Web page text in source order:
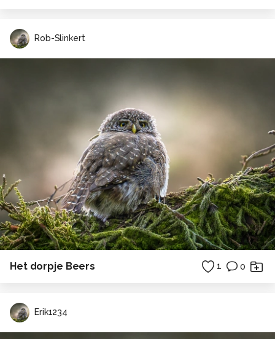
Rob-Slinkert
Het dorpje Beers 1 0
Erik1234